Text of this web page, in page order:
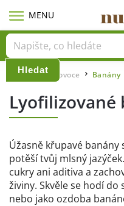
Hledat
Domů / Lyo ovoce Banány
Lyofilizované
Úžasně křupavé
potěší tvůj mlsný
cukry ani aditiva a
živiny. Skvěle se hodí
nebo jako ozdoba